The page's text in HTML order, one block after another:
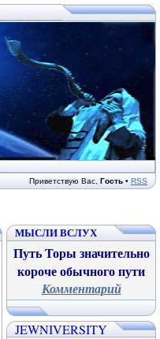
Приветствую Вас Гость • RSS
МЫСЛИ ВСЛУХ
Путь Торы значительно
короче обычного пути
Комментарий
JEWNIVERSITY